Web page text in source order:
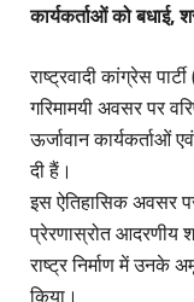
कार्यकर्ताओं को बधाई,
राष्ट्रवादी कांग्रेस
गरिमामयी अवसर पर
ऊर्जावान कार्यकर्ताओं
दी हैं।
इस ऐतिहासिक अवसर
प्रेरणास्रोत आदरणीय
राष्ट्र निर्माण में उनके
किया।